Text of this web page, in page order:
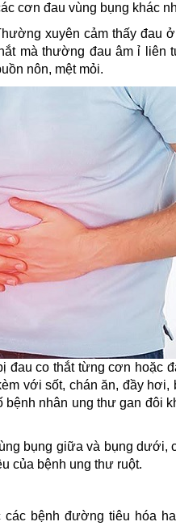
cơn đau vùng bụng khác
xuyên cảm thấy đau
mà thường đau âm ỉ liên
nôn, mệt mỏi.
đau co thắt từng cơn hoặc
với sốt, chán ăn, đầy hơi,
nhân ung thư gan đôi
bụng giữa và bụng dưới,
của bệnh ung thư ruột.
bệnh đường tiêu hóa